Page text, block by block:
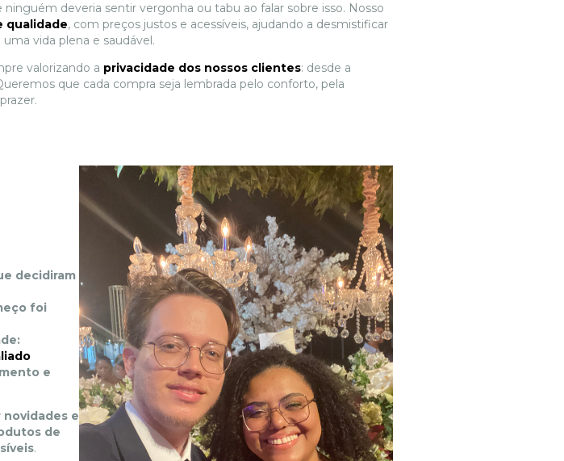
deveria sentir vergonha ou tabu ao falar sobre isso. Nosso
qualidade, com preços justos e acessíveis, ajudando a desmistificar
vida plena e saudável.
valorizando a privacidade dos nossos clientes: desde a
que cada compra seja lembrada pelo conforto, pela
decidiram
foi
e
e
de
.